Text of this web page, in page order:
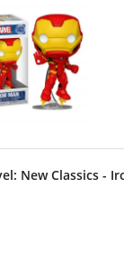
New Classics -